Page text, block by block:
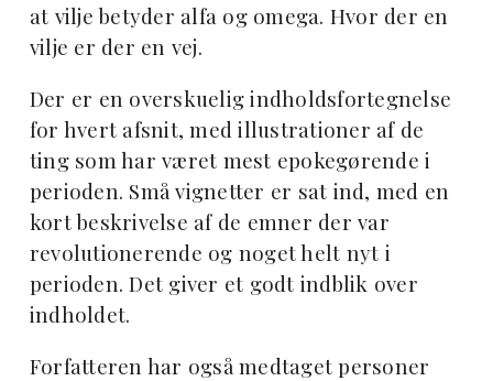
at vilje betyder alfa og omega. Hvor der en
vilje er der en vej.
Der er en overskuelig indholdsfortegnelse
for hvert afsnit, med illustrationer af de
ting som har været mest epokegørende i
perioden. Små vignetter er sat ind, med en
kort beskrivelse af de emner der var
revolutionerende og noget helt nyt i
perioden. Det giver et godt indblik over
indholdet.
Forfatteren har også medtaget personer